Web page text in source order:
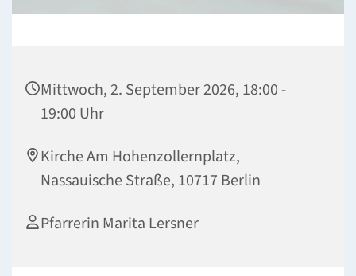
Mittwoch, 2. September 2026, 18:00 -
19:00 Uhr
Kirche Am Hohenzollernplatz,
Nassauische Straße, 10717 Berlin
Pfarrerin Marita Lersner